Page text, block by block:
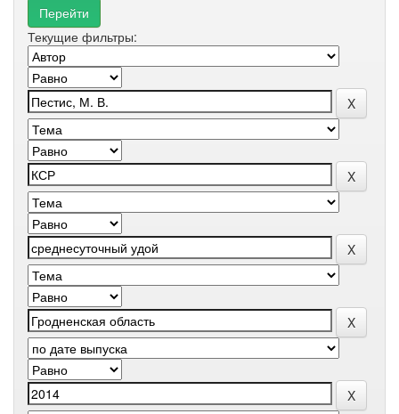
Текущие фильтры: